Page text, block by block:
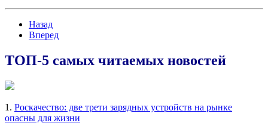
Назад
Вперед
ТОП-5 самых читаемых новостей
1. Роскачество: две трети зарядных устройств на рынке
опасны для жизни